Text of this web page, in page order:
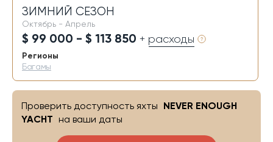
ЗИМНИЙ СЕЗОН
Октябрь - Апрель
$ 99 000 - $ 113 850 + расходы
Регионы
Багамы
Проверить доступность яхты NEVER ENOUGH
YACHT на ваши даты